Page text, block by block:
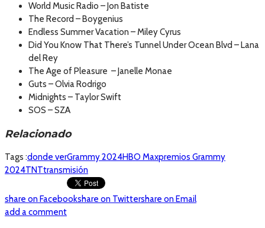
World Music Radio – Jon Batiste
The Record – Boygenius
Endless Summer Vacation – Miley Cyrus
Did You Know That There’s Tunnel Under Ocean Blvd – Lana
del Rey
The Age of Pleasure – Janelle Monae
Guts – Olvia Rodrigo
Midnights – Taylor Swift
SOS – SZA
Relacionado
Tags :donde verGrammy 2024HBO Maxpremios Grammy
2024TNTtransmisión
share on Facebookshare on Twittershare on Email
add a comment